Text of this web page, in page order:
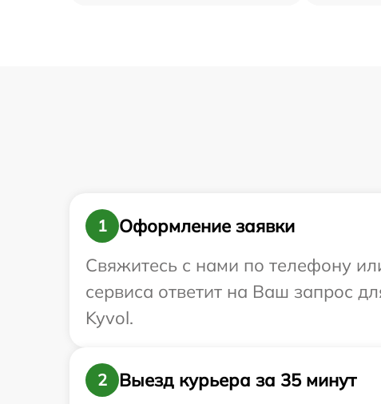
1
Оформление заявки
Свяжитесь с нами по телефону
сервиса ответит на Ваш запрос
Kyvol.
2
Выезд курьера за 35 минут